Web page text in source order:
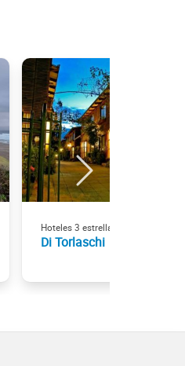
Hoteles 3 estrellas
Di Torlaschi